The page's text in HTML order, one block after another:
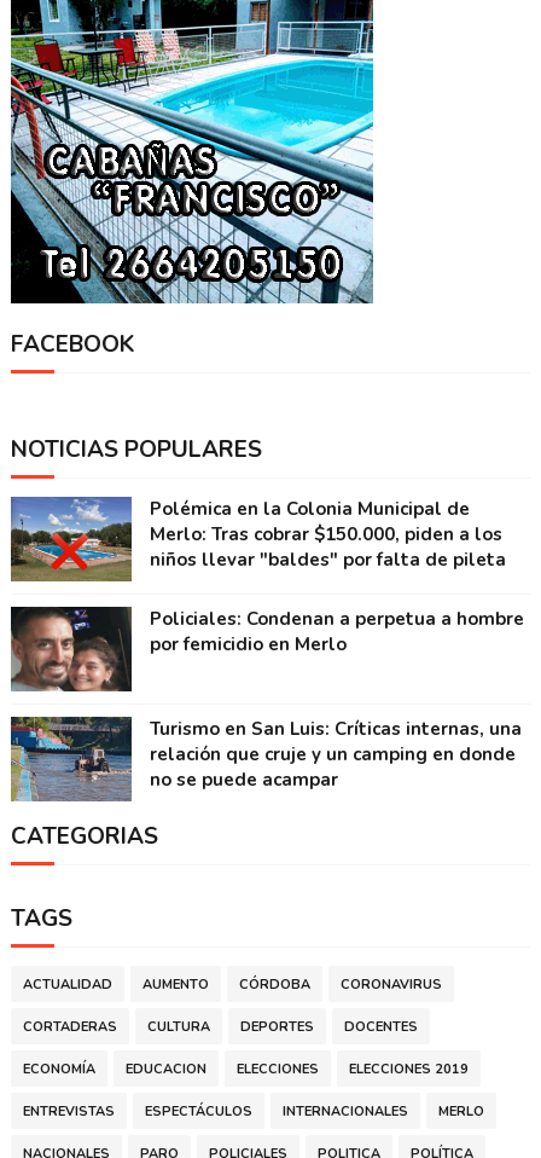
FACEBOOK
NOTICIAS POPULARES
Polémica en la Colonia Municipal de
Merlo: Tras cobrar $150.000, piden a los
niños llevar "baldes" por falta de pileta
Policiales: Condenan a perpetua a hombre
por femicidio en Merlo
Turismo en San Luis: Críticas internas, una
relación que cruje y un camping en donde
no se puede acampar
CATEGORIAS
TAGS
ACTUALIDAD AUMENTO CÓRDOBA CORONAVIRUS
CORTADERAS CULTURA DEPORTES DOCENTES
ECONOMÍA EDUCACION ELECCIONES ELECCIONES 2019
ENTREVISTAS ESPECTÁCULOS INTERNACIONALES MERLO
NACIONALES PARO POLICIALES POLITICA POLÍTICA